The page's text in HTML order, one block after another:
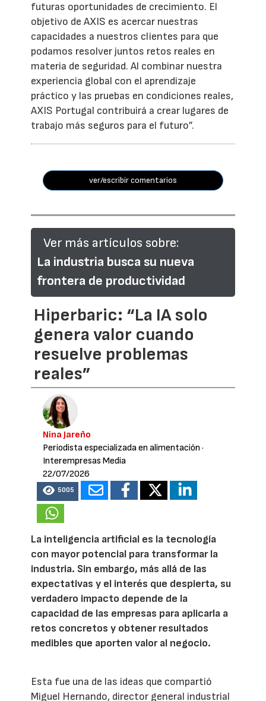
futuras oportunidades de crecimiento. El
objetivo de AXIS es acercar nuestras
capacidades a nuestros clientes para que
podamos resolver juntos retos reales en
materia de seguridad. Al combinar nuestra
experiencia global con el aprendizaje
práctico y las pruebas en condiciones reales,
AXIS Portugal contribuirá a crear lugares de
trabajo más seguros para el futuro”.
ver/escribir comentarios
Ver más artículos sobre:
La industria busca su nueva
frontera de productividad
Hiperbaric: “La IA solo
genera valor cuando
resuelve problemas
reales”
Nina Jareño
Periodista especializada en alimentación ·
Interempresas Media
22/07/2026
5005
La inteligencia artificial es la tecnología
con mayor potencial para transformar la
industria. Sin embargo, más allá de las
expectativas y el interés que despierta, su
verdadero impacto depende de la
capacidad de las empresas para aplicarla a
retos concretos y obtener resultados
medibles que aporten valor al negocio.
Esta fue una de las ideas que compartió
Miguel Hernando, director general industrial